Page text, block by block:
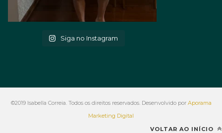
Siga no Instagram
©2019 Isabella Correia. Todos os direitos reservados. Desenvolvido por Aporama
Marketing Digital
VOLTAR AO INÍCIO